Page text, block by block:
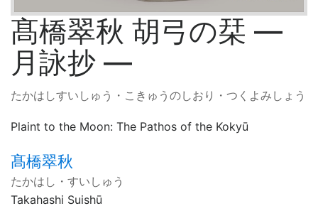
髙橋翠秋 胡弓の栞 ―
月詠抄 ―
たかはしすいしゅう・こきゅうのしおり・つくよみしょう
Plaint to the Moon: The Pathos of the Kokyū
髙橋翠秋
たかはし・すいしゅう
Takahashi Suishū